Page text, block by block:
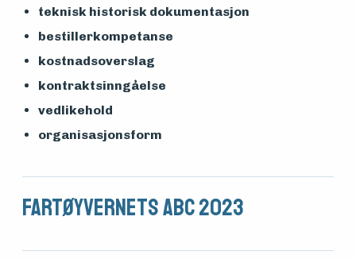
Medlemsfartøy
Søk
midler
teknisk historisk dokumentasjon
bestillerkompetanse
kostnadsoverslag
kontraktsinngåelse
vedlikehold
organisasjonsform
Fartøyvernets ABC 2023